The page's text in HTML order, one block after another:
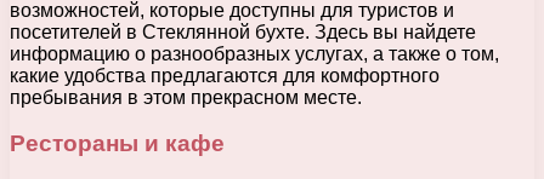
возможностей, которые доступны для туристов и
посетителей в Стеклянной бухте. Здесь вы найдете
информацию о разнообразных услугах, а также о том,
какие удобства предлагаются для комфортного
пребывания в этом прекрасном месте.
Рестораны и кафе